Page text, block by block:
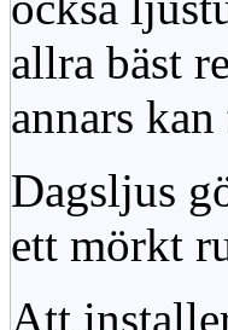
allra bäst
annars
Dagsljus
ett mörkt
Att